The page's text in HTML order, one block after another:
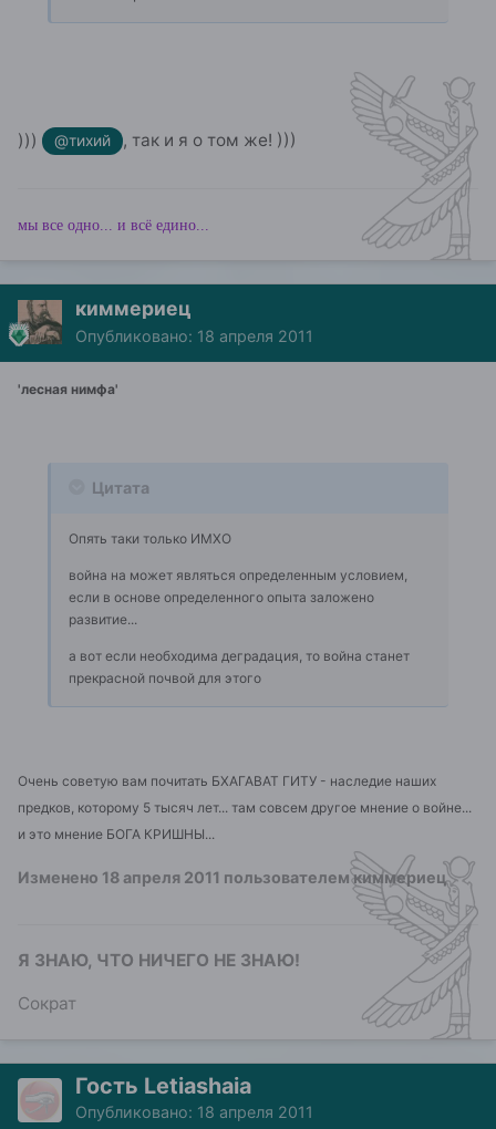
))) @тихий , так и я о том же! )))
мы все одно... и всё едино...
киммериец
Опубликовано: 18 апреля 2011
'лесная нимфа'
Цитата
Опять таки только ИМХО
война на может являться определенным условием,
если в основе определенного опыта заложено
развитие...
а вот если необходима деградация, то война станет
прекрасной почвой для этого
Очень советую вам почитать БХАГАВАТ ГИТУ - наследие наших
предков, которому 5 тысяч лет... там совсем другое мнение о войне...
и это мнение БОГА КРИШНЫ...
Изменено 18 апреля 2011 пользователем киммериец
Я ЗНАЮ, ЧТО НИЧЕГО НЕ ЗНАЮ!
Сократ
Гость Letiashaia
Опубликовано: 18 апреля 2011